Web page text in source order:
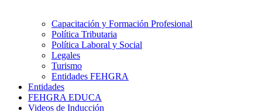
Capacitación y Formación Profesional
Política Tributaria
Política Laboral y Social
Legales
Turismo
Entidades FEHGRA
Entidades
FEHGRA EDUCA
Videos de Inducción